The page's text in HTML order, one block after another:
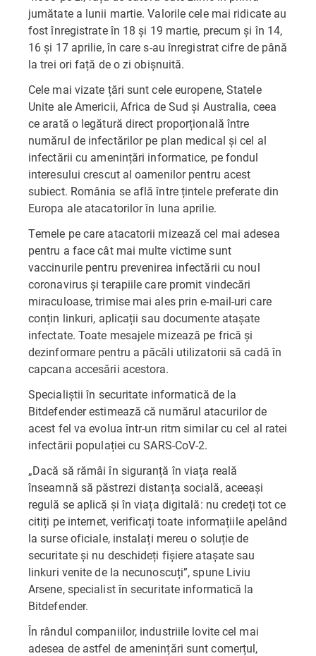
jumătate a lunii martie. Valorile cele mai ridicate au
fost înregistrate în 18 și 19 martie, precum și în 14,
16 și 17 aprilie, în care s-au înregistrat cifre de până
la trei ori față de o zi obișnuită.
Cele mai vizate țări sunt cele europene, Statele
Unite ale Americii, Africa de Sud și Australia, ceea
ce arată o legătură direct proporțională între
numărul de infectărilor pe plan medical și cel al
infectării cu amenințări informatice, pe fondul
interesului crescut al oamenilor pentru acest
subiect. România se află între țintele preferate din
Europa ale atacatorilor în luna aprilie.
Temele pe care atacatorii mizează cel mai adesea
pentru a face cât mai multe victime sunt
vaccinurile pentru prevenirea infectării cu noul
coronavirus și terapiile care promit vindecări
miraculoase, trimise mai ales prin e-mail-uri care
conțin linkuri, aplicații sau documente atașate
infectate. Toate mesajele mizează pe frică și
dezinformare pentru a păcăli utilizatorii să cadă în
capcana accesării acestora.
Specialiștii în securitate informatică de la
Bitdefender estimează că numărul atacurilor de
acest fel va evolua într-un ritm similar cu cel al ratei
infectării populației cu SARS-CoV-2.
„Dacă să rămâi în siguranță în viața reală
înseamnă să păstrezi distanța socială, aceeași
regulă se aplică și în viața digitală: nu credeți tot ce
citiți pe internet, verificați toate informațiile apelând
la surse oficiale, instalați mereu o soluție de
securitate și nu deschideți fișiere atașate sau
linkuri venite de la necunoscuți”, spune Liviu
Arsene, specialist în securitate informatică la
Bitdefender.
În rândul companiilor, industriile lovite cel mai
adesea de astfel de amenințări sunt comerțul,